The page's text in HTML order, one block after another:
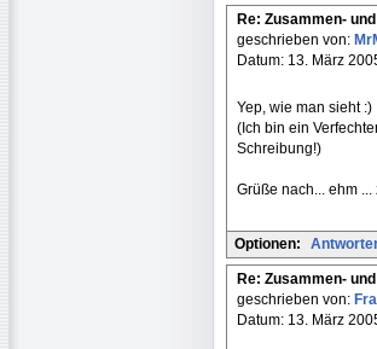
Re: Zusammen-
geschrieben von:
Datum: 13. März
Yep, wie man sieht :)
(Ich bin ein
Schreibung!)
Grüße nach... ehm ...
Optionen:
Re: Zusammen-
geschrieben von:
Datum: 13. März